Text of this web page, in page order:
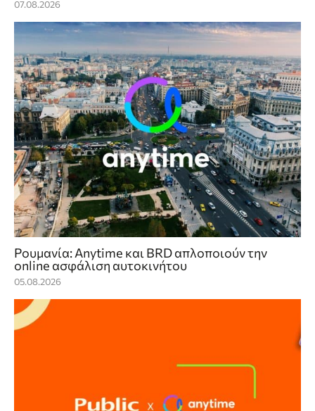
07.08.2026
Ρουμανία: Anytime και BRD απλοποιούν την
online ασφάλιση αυτοκινήτου
05.08.2026